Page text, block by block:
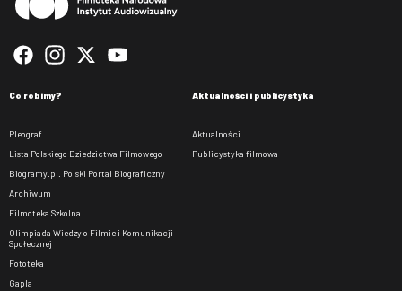
Co robimy?
Pleograf
Lista Polskiego Dziedzictwa Filmowego
Biogramy.pl. Polski Portal Biograficzny
Archiwum
Filmoteka Szkolna
Olimpiada Wiedzy o Filmie i Komunikacji
Społecznej
Fototeka
Gapla
Aktualności i publicystyka
Aktualności
Publicystyka filmowa